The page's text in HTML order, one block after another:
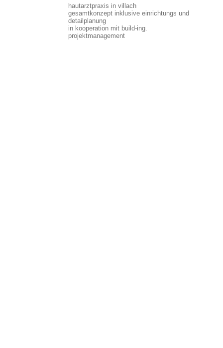
hautarztpraxis in villach
gesamtkonzept inklusive einrichtungs und
detailplanung
in kooperation mit build-ing.
projektmanagement